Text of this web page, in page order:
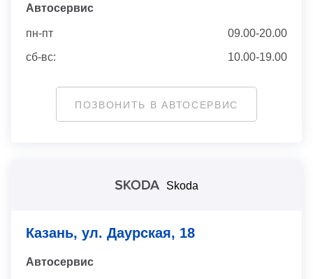
Автосервис
пн-пт
09.00-20.00
сб-вс:
10.00-19.00
ПОЗВОНИТЬ В АВТОСЕРВИС
Skoda
Казань, ул. Даурская, 18
Автосервис